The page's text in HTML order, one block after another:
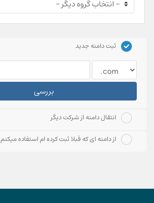
ثبت دامنه جدید
بررسی
انتقال دامنه از شرکت دیگر
از دامنه ای که قبلا ثبت کرده ام استفاده میکنم